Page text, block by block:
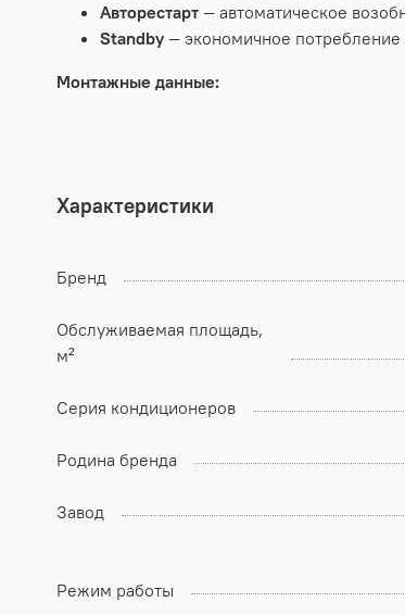
Авторестарт — автоматическое
Standby — экономичное
Монтажные данные:
Характеристики
Бренд
Обслуживаемая площадь,
м²
Серия кондиционеров
Родина бренда
Завод
Режим работы